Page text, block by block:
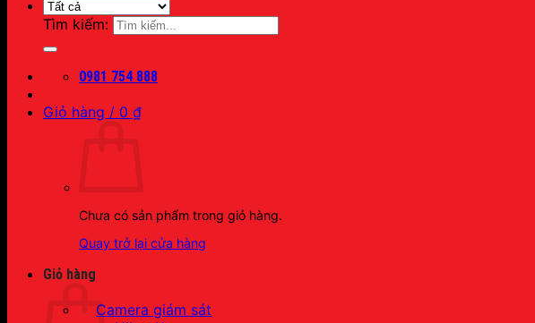
Tìm kiếm:
0981 754 888
Giỏ hàng / 0 ₫
Chưa có sản phẩm trong giỏ hàng.
Quay trở lại cửa hàng
Giỏ hàng
Camera giám sát